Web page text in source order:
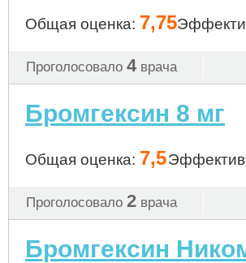
Общая оценка: 7,75
Проголосовало 4 врача
Бромгексин 8 мг
Общая оценка: 7,5
Проголосовало 2 врача
Бромгексин